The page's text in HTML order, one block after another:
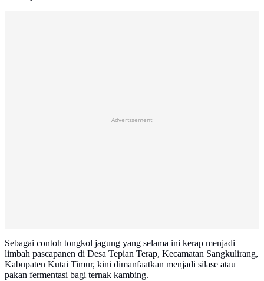
Advertisement
Sebagai contoh tongkol jagung yang selama ini kerap menjadi
limbah pascapanen di Desa Tepian Terap, Kecamatan Sangkulirang,
Kabupaten Kutai Timur, kini dimanfaatkan menjadi silase atau
pakan fermentasi bagi ternak kambing.